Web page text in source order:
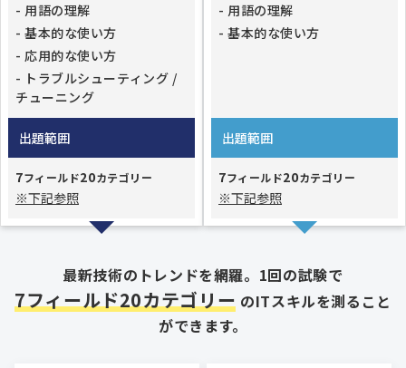
- 用語の理解
- 基本的な使い方
- 応用的な使い方
- トラブルシューティング /
チューニング
出題範囲
7フィールド20カテゴリー
※下記参照
- 用語の理解
- 基本的な使い方
出題範囲
7フィールド20カテゴリー
※下記参照
最新技術のトレンドを網羅。1回の試験で
7フィールド20カテゴリー のITスキルを測ること
ができます。